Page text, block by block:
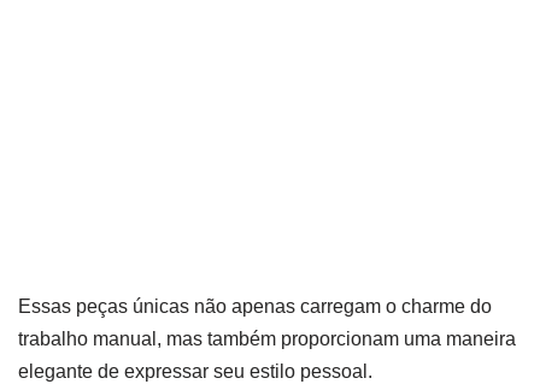
Essas peças únicas não apenas carregam o charme do
trabalho manual, mas também proporcionam uma maneira
elegante de expressar seu estilo pessoal.